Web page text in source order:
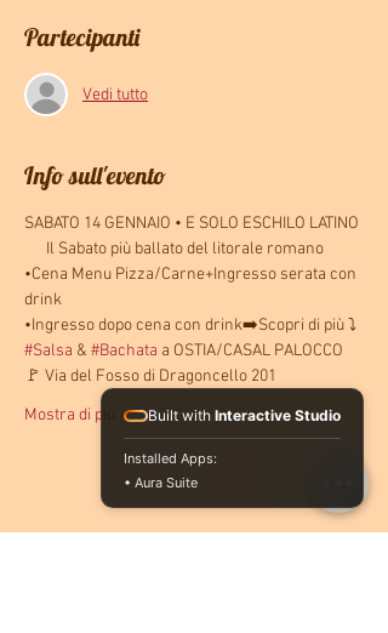
Partecipanti
Vedi tutto
Info sull'evento
SABATO 14 GENNAIO • E SOLO ESCHILO LATINO
Il Sabato più ballato del litorale romano
•Cena Menu Pizza/Carne+Ingresso serata con
drink
•Ingresso dopo cena con drink➡️Scopri di più ⤵️
#Salsa & #Bachata a OSTIA/CASAL PALOCCO
🚩 Via del Fosso di Dragoncello 201
Mostra di più
Built with Interactive Studio
Installed Apps:
• Aura Suite